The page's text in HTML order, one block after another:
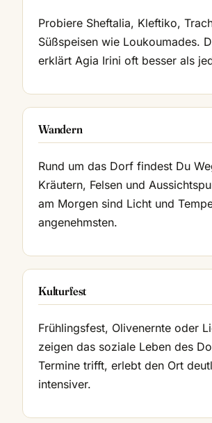
Probiere Sheftalia, Kleftiko,
Süßspeisen wie Loukoumades.
erklärt Agia Irini oft besser als
Wandern
Rund um das Dorf findest Du
Kräutern, Felsen und
am Morgen sind Licht und
angenehmsten.
Kulturfest
Frühlingsfest, Olivenernte oder
zeigen das soziale Leben des
Termine trifft, erlebt den Ort
intensiver.